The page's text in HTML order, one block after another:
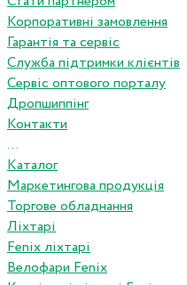
Корпоративні замовлення
Гарантія та сервіс
Служба підтримки клієнтів
Сервіс оптового порталу
Дропшиппінг
Контакти
...
Каталог
Маркетингова продукція
Торгове обладнання
Ліхтарі
Fenix ліхтарі
Велофари Fenix